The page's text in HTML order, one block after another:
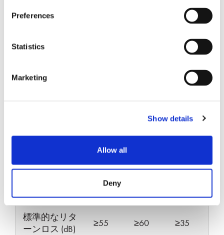
Preferences
Statistics
Marketing
Show details
Allow all
Deny
マル
チモ
エム
標準的な挿入
0.50
標準的なリタ
ーンロス (dB)
≥55 ≥60 ≥35